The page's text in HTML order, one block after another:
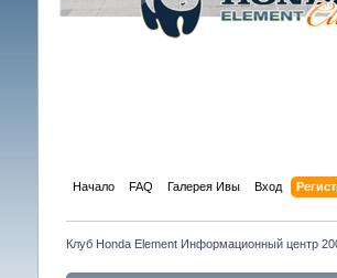
Начало FAQ Галерея Ивы Вход
Клуб Honda Element Информационный центр